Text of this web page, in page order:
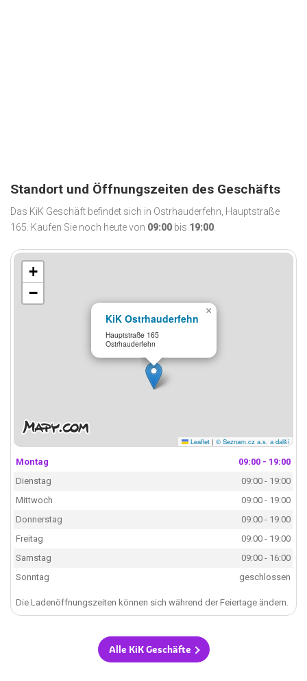
Standort und Öffnungszeiten des Geschäfts
Das KiK Geschäft befindet sich in Ostrhauderfehn, Hauptstraße
165. Kaufen Sie noch heute von 09:00 bis 19:00.
KiK Ostrhauderfehn
Hauptstraße 165
Ostrhauderfehn
×
+
−
Leaflet | © Seznam.cz a.s. a další
Montag
09:00 - 19:00
Dienstag
09:00 - 19:00
Mittwoch
09:00 - 19:00
Donnerstag
09:00 - 19:00
Freitag
09:00 - 19:00
Samstag
09:00 - 16:00
Sonntag
geschlossen
Die Ladenöffnungszeiten können sich während der Feiertage ändern.
Alle KiK Geschäfte